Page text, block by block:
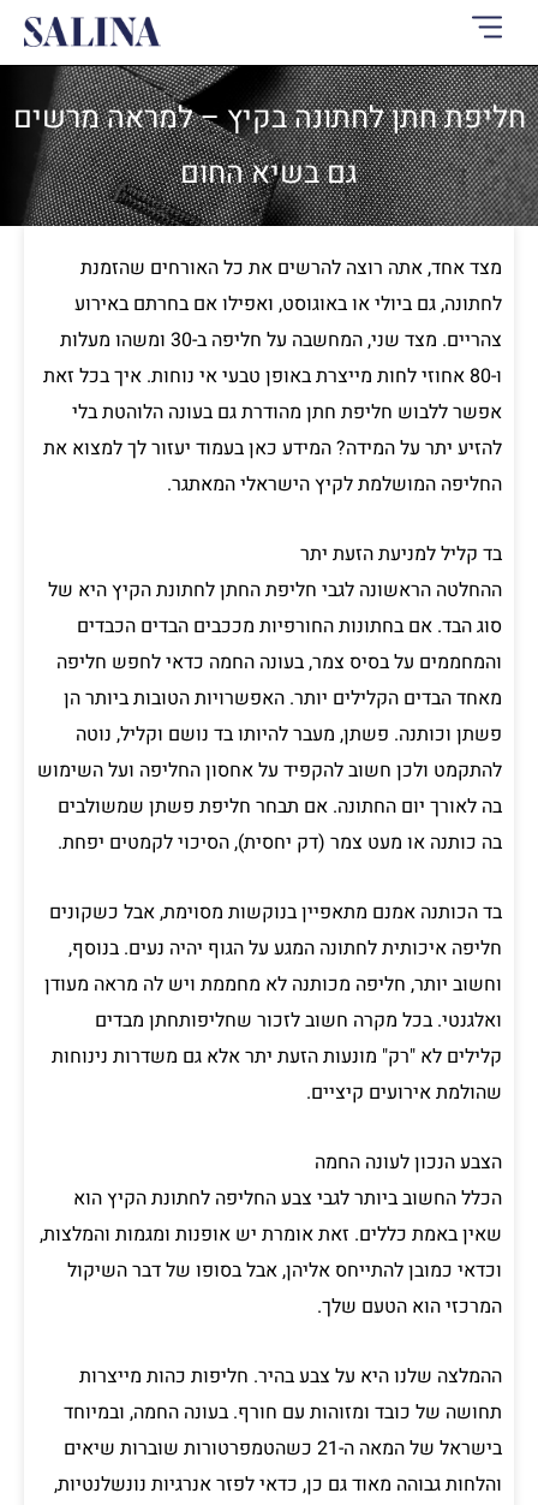
חליפת חתן לחתונה בקיץ – למראה מרשים
גם בשיא החום
מצד אחד, אתה רוצה להרשים את כל האורחים שהזמנת
לחתונה, גם ביולי או באוגוסט, ואפילו אם בחרתם באירוע
צהריים. מצד שני, המחשבה על חליפה ב-30 ומשהו מעלות
ו-80 אחוזי לחות מייצרת באופן טבעי אי נוחות. איך בכל זאת
אפשר ללבוש חליפת חתן מהודרת גם בעונה הלוהטת בלי
להזיע יתר על המידה? המידע כאן בעמוד יעזור לך למצוא את
החליפה המושלמת לקיץ הישראלי המאתגר.
בד קליל למניעת הזעת יתר
ההחלטה הראשונה לגבי חליפת החתן לחתונת הקיץ היא של
סוג הבד. אם בחתונות החורפיות מככבים הבדים הכבדים
והמחממים על בסיס צמר, בעונה החמה כדאי לחפש חליפה
מאחד הבדים הקלילים יותר. האפשרויות הטובות ביותר הן
פשתן וכותנה. פשתן, מעבר להיותו בד נושם וקליל, נוטה
להתקמט ולכן חשוב להקפיד על אחסון החליפה ועל השימוש
בה לאורך יום החתונה. אם תבחר חליפת פשתן שמשולבים
בה כותנה או מעט צמר (דק יחסית), הסיכוי לקמטים יפחת.
בד הכותנה אמנם מתאפיין בנוקשות מסוימת, אבל כשקונים
חליפה איכותית לחתונה המגע על הגוף יהיה נעים. בנוסף,
וחשוב יותר, חליפה מכותנה לא מחממת ויש לה מראה מעודן
ואלגנטי. בכל מקרה חשוב לזכור שחליפותחתן מבדים
קלילים לא "רק" מונעות הזעת יתר אלא גם משדרות נינוחות
שהולמת אירועים קיציים.
הצבע הנכון לעונה החמה
הכלל החשוב ביותר לגבי צבע החליפה לחתונת הקיץ הוא
שאין באמת כללים. זאת אומרת יש אופנות ומגמות והמלצות,
וכדאי כמובן להתייחס אליהן, אבל בסופו של דבר השיקול
המרכזי הוא הטעם שלך.
ההמלצה שלנו היא על צבע בהיר. חליפות כהות מייצרות
תחושה של כובד ומזוהות עם חורף. בעונה החמה, ובמיוחד
בישראל של המאה ה-21 כשהטמפרטורות שוברות שיאים
והלחות גבוהה מאוד גם כן, כדאי לפזר אנרגיות נונשלנטיות,